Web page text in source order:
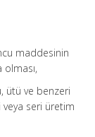
maddesinin
olması,
ütü ve benzeri
seri üretim